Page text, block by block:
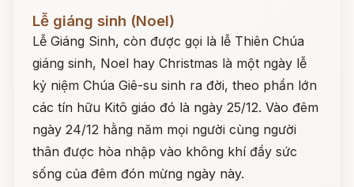
Đọc ngay
Lễ giáng sinh (Noel)
Lễ Giáng Sinh, còn được gọi là lễ Thiên Chúa
giáng sinh, Noel hay Christmas là một ngày lễ
kỷ niệm Chúa Giê-su sinh ra đời, theo phần lớn
các tín hữu Kitô giáo đó là ngày 25/12. Vào đêm
ngày 24/12 hằng năm mọi người cùng người
thân được hòa nhập vào không khí đầy sức
sống của đêm đón mừng ngày này.